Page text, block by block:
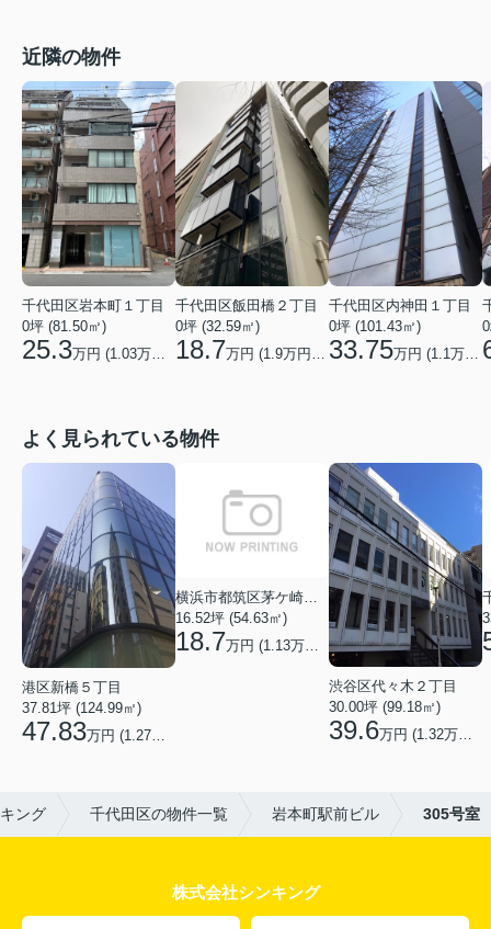
近隣の物件
千代田区岩本町１丁目
0坪 (81.50㎡)
25.3万円 (1.03万円/坪)
千代田区飯田橋２丁目
0坪 (32.59㎡)
18.7万円 (1.9万円/坪)
千代田区内神田１丁目
0坪 (101.43㎡)
33.75万円 (1.1 万円/坪)
よく見られている物件
港区新橋５丁目
37.81坪 (124.99㎡)
47.83万円 (1.27万円/坪)
16.52坪 (54.63㎡)
18.7万円 (1.13万円/坪)
渋谷区代々木２丁目
30.00坪 (99.18㎡)
39.6万円 (1.32万円/坪)
ング 千代田区の物件一覧 岩本町駅前ビル 305号室
株式会社シンキング